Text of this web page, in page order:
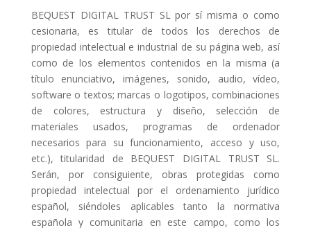
BEQUEST DIGITAL TRUST SL por sí misma o como
cesionaria, es titular de todos los derechos de
propiedad intelectual e industrial de su página web, así
como de los elementos contenidos en la misma (a
título enunciativo, imágenes, sonido, audio, vídeo,
software o textos; marcas o logotipos, combinaciones
de colores, estructura y diseño, selección de
materiales usados, programas de ordenador
necesarios para su funcionamiento, acceso y uso,
etc.), titularidad de BEQUEST DIGITAL TRUST SL.
Serán, por consiguiente, obras protegidas como
propiedad intelectual por el ordenamiento jurídico
español, siéndoles aplicables tanto la normativa
española y comunitaria en este campo, como los